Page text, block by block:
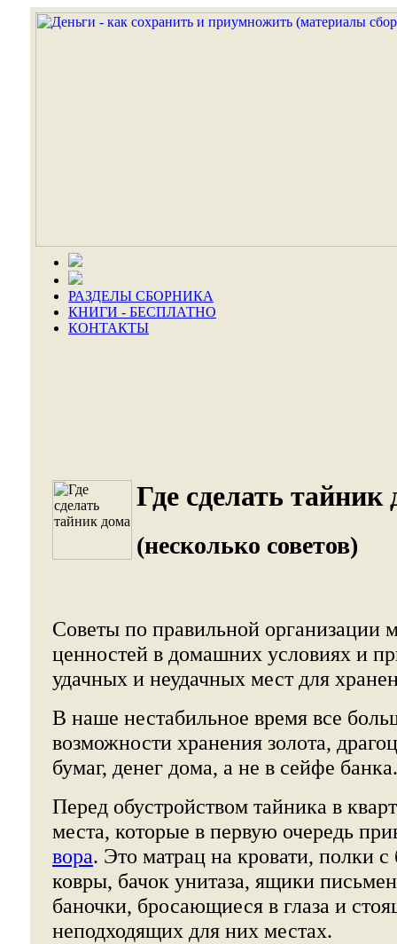
РАЗДЕЛЫ СБОРНИКА
КНИГИ - БЕСПЛАТНО
КОНТАКТЫ
Где сделать тайник
(несколько советов)
Советы по правильной организации
ценностей в домашних условиях и
удачных и неудачных мест для
В наше нестабильное время все
возможности хранения золота,
бумаг, денег дома, а не в сейфе банка.
Перед обустройством тайника в
места, которые в первую очередь
вора. Это матрац на кровати, полки
ковры, бачок унитаза, ящики
баночки, бросающиеся в глаза и
неподходящих для них местах.